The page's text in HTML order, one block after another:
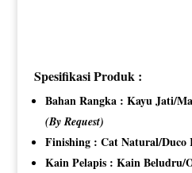
Spesifikasi Produk :
Bahan Rangka : Kayu Jati/
(By Request)
Finishing : Cat Natural/Duco
Kain Pelapis : Kain Beludru/